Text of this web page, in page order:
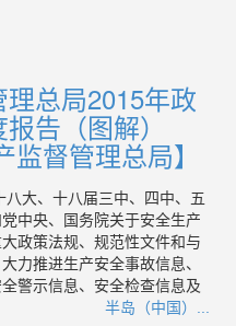
总局2015年政
告（图解）
监督管理总局】
大、十八届三中、四中、五
中央、国务院关于安全生产
政策法规、规范性文件和与
力推进生产安全事故信息、
警示信息、安全检查信息及
半岛（中国）...